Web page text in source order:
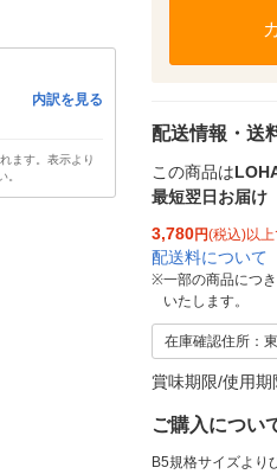
内訳を見る
ます。表示より
。
配送情報・送
この商品は
最短翌日お届け
3,780円(税込)以
配送料について
※一部の商品につ
いたします。
在庫確認住所：
賞味期限/使用
ご購入につい
B5規格サイズより